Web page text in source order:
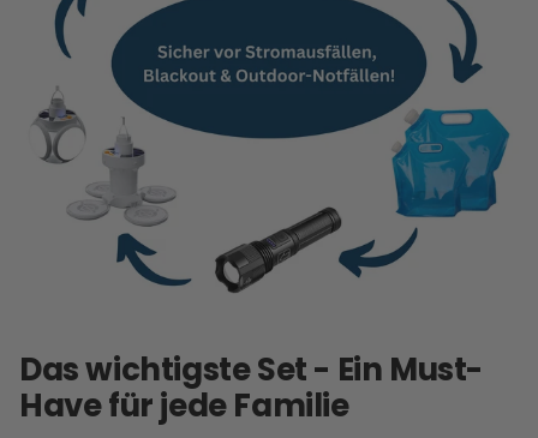
Das wichtigste Set - Ein Must-
Have für jede Familie